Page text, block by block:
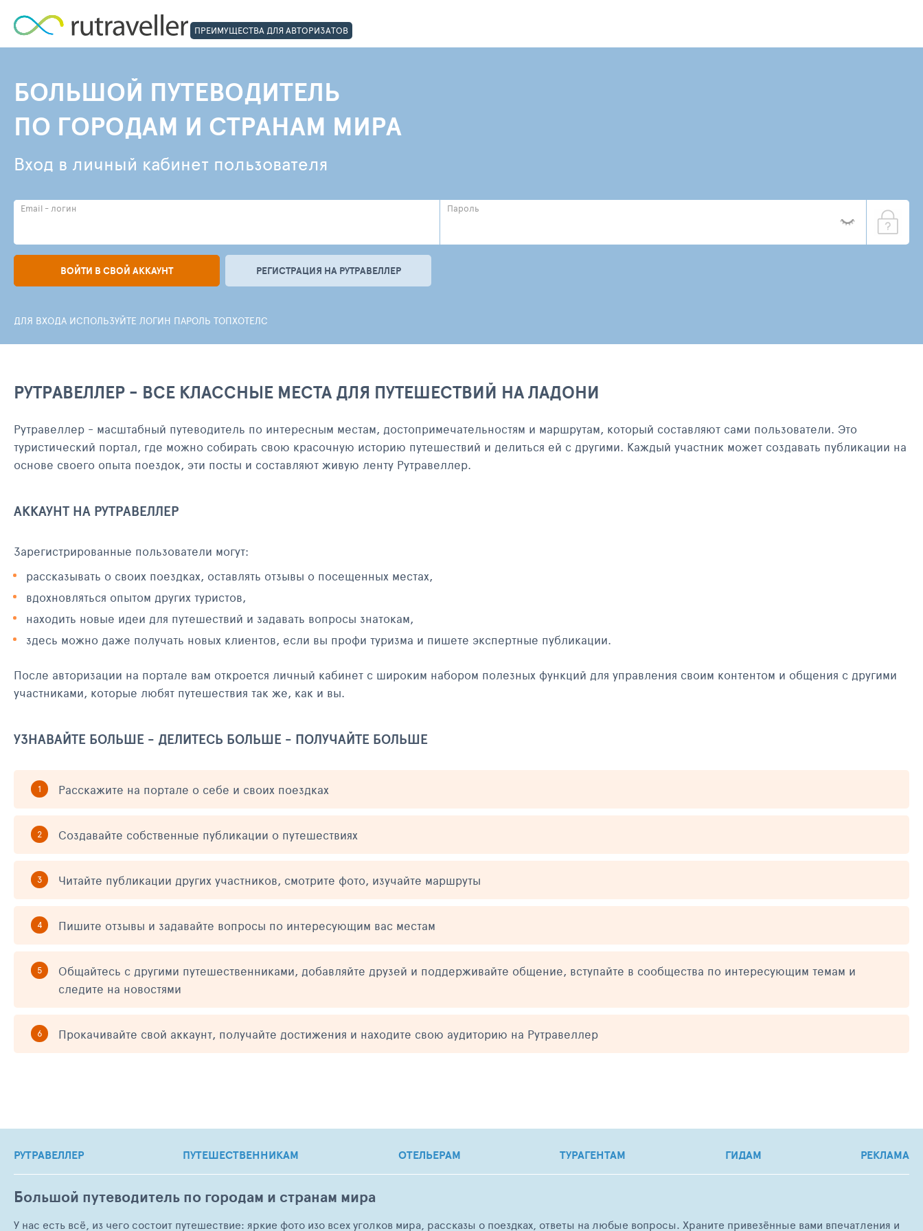
ПРЕИМУЩЕСТВА ДЛЯ АВТОРИЗАТОВ
БОЛЬШОЙ ПУТЕВОДИТЕЛЬ
ПО ГОРОДАМ И СТРАНАМ МИРА
Вход в личный кабинет пользователя
Email - логин Пароль
ВОЙТИ В СВОЙ АККАУНТ РЕГИСТРАЦИЯ НА РУТРАВЕЛЛЕР
ДЛЯ ВХОДА ИСПОЛЬЗУЙТЕ ЛОГИН ПАРОЛЬ ТОПХОТЕЛС
РУТРАВЕЛЛЕР - ВСЕ КЛАССНЫЕ МЕСТА ДЛЯ ПУТЕШЕСТВИЙ НА ЛАДОНИ
Рутравеллер - масштабный путеводитель по интересным местам, достопримечательностям и маршрутам, который составляют сами пользователи. Это
туристический портал, где можно собирать свою красочную историю путешествий и делиться ей с другими. Каждый участник может создавать публикации на
основе своего опыта поездок, эти посты и составляют живую ленту Рутравеллер.
АККАУНТ НА РУТРАВЕЛЛЕР
Зарегистрированные пользователи могут:
рассказывать о своих поездках, оставлять отзывы о посещенных местах,
вдохновляться опытом других туристов,
находить новые идеи для путешествий и задавать вопросы знатокам,
здесь можно даже получать новых клиентов, если вы профи туризма и пишете экспертные публикации.
После авторизации на портале вам откроется личный кабинет с широким набором полезных функций для управления своим контентом и общения с другими
участниками, которые любят путешествия так же, как и вы.
УЗНАВАЙТЕ БОЛЬШЕ - ДЕЛИТЕСЬ БОЛЬШЕ - ПОЛУЧАЙТЕ БОЛЬШЕ
Расскажите на портале о себе и своих поездках
Создавайте собственные публикации о путешествиях
Читайте публикации других участников, смотрите фото, изучайте маршруты
Пишите отзывы и задавайте вопросы по интересующим вас местам
Общайтесь с другими путешественниками, добавляйте друзей и поддерживайте общение, вступайте в сообщества по интересующим темам и
следите на новостями
Прокачивайте свой аккаунт, получайте достижения и находите свою аудиторию на Рутравеллер
РУТРАВЕЛЛЕР ПУТЕШЕСТВЕННИКАМ ОТЕЛЬЕРАМ ТУРАГЕНТАМ ГИДАМ РЕКЛАМА
Большой путеводитель по городам и странам мира
У нас есть всё, из чего состоит путешествие: яркие фото изо всех уголков мира, рассказы о поездках, ответы на любые вопросы. Храните привезённые вами впечатления и